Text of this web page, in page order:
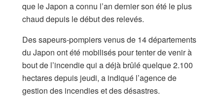
que le Japon a connu l’an dernier son été le plus
chaud depuis le début des relevés.
Des sapeurs-pompiers venus de 14 départements
du Japon ont été mobilisés pour tenter de venir à
bout de l’incendie qui a déjà brûlé quelque 2.100
hectares depuis jeudi, a indiqué l’agence de
gestion des incendies et des désastres.